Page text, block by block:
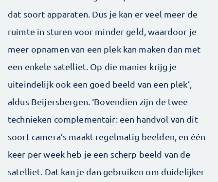
dat soort apparaten. Dus je kan er veel meer de
ruimte in sturen voor minder geld, waardoor je
meer opnamen van een plek kan maken dan met
een enkele satelliet. Op die manier krijg je
uiteindelijk ook een goed beeld van een plek’,
aldus Beijersbergen. ‘Bovendien zijn de twee
technieken complementair: een handvol van dit
soort camera’s maakt regelmatig beelden, en één
keer per week heb je een scherp beeld van de
satelliet. Dat kan je dan gebruiken om duidelijker